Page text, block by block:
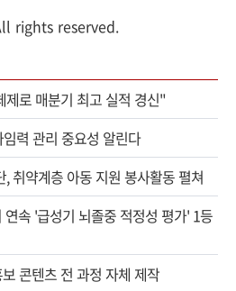
rights reserved.
로 매분기 최고 실적 경신"
력 관리 중요성 알린다
취약계층 아동 지원 봉사활동 펼쳐
속 '급성기 뇌졸중 적정성 평가' 1등
콘텐츠 전 과정 자체 제작